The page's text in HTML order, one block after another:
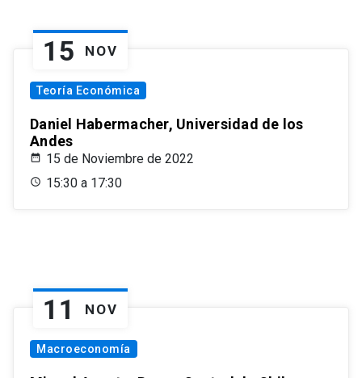
15 NOV
Teoría Económica
Daniel Habermacher, Universidad de los
Andes
15 de Noviembre de 2022
15:30 a 17:30
11 NOV
Macroeconomía